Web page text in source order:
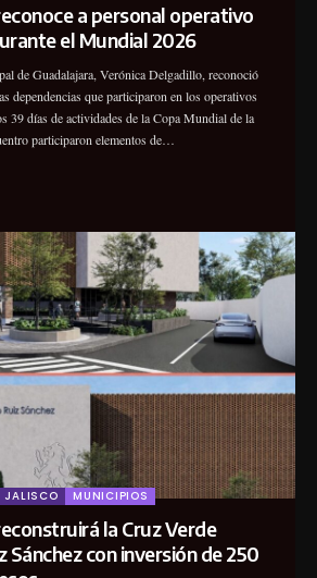
a personal operativo
el Mundial 2026
de Guadalajara, Verónica Delgadillo, reconoció
dependencias que participaron en los operativos
39 días de actividades de la Copa Mundial de la
participaron elementos de…
JALISCO MUNICIPIOS
la Cruz Verde
Sánchez con inversión de 250